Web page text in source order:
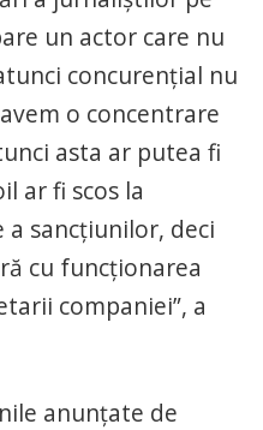
un actor care nu
concurenţial nu
o concentrare
asta ar putea fi
ar fi scos la
a sancţiunilor, deci
cu funcţionarea
companiei”, a
anunțate de